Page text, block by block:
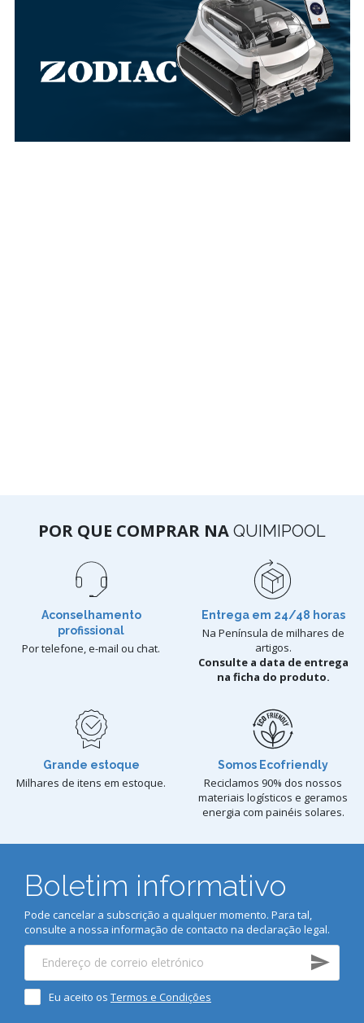
POR QUE COMPRAR NA QUIMIPOOL
Aconselhamento
profissional
Por telefone, e-mail ou chat.
Entrega em 24/48 horas
Na Península de milhares de
artigos.
Consulte a data de entrega
na ficha do produto.
Grande estoque
Milhares de itens em estoque.
Somos Ecofriendly
Reciclamos 90% dos nossos
materiais logísticos e geramos
energia com painéis solares.
Boletim informativo
Pode cancelar a subscrição a qualquer momento. Para tal,
consulte a nossa informação de contacto na declaração legal.
Eu aceito os Termos e Condições